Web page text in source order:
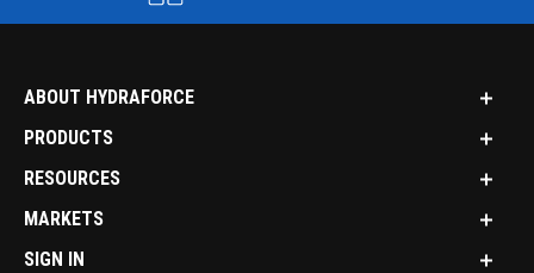
ABOUT HYDRAFORCE
PRODUCTS
RESOURCES
MARKETS
SIGN IN